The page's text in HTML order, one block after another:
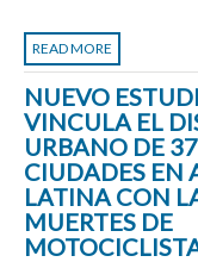
READ MORE
NUEVO
VINCULA EL
URBANO DE
CIUDADES EN
LATINA CON
MUERTES DE